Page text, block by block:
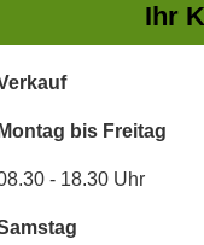
Ihr
Montag bis Freitag
- 18.30 Uhr